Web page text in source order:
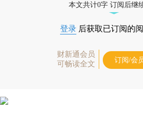
本文共计0字 订阅后继
登录 后获取已订阅的
财新通会员
可畅读全文
订阅/会